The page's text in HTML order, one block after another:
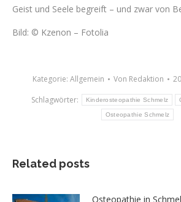
Geist und Seele begreift – und zwar von
Bild: © Kzenon – Fotolia
Kategorie: Allgemein Von Redaktion
Schlagwörter:
Kinderosteopathie Schmelz
Osteopathie Schmelz
Related posts
Osteopathie in